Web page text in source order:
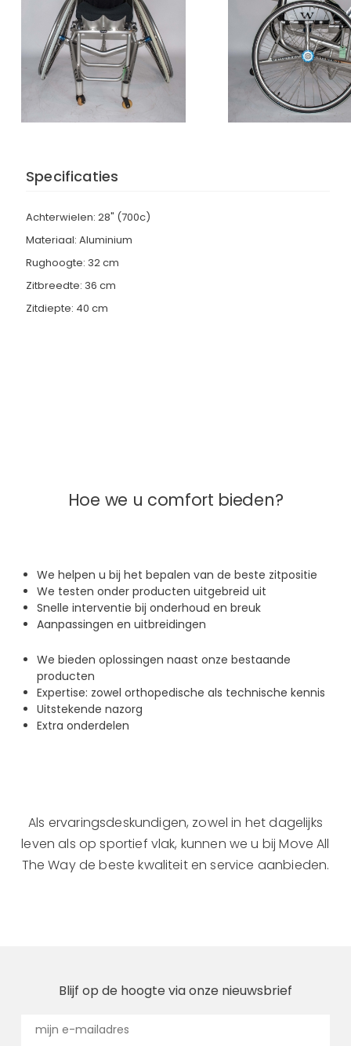
Specificaties
Achterwielen: 28" (700c)
Materiaal: Aluminium
Rughoogte: 32 cm
Zitbreedte: 36 cm
Zitdiepte: 40 cm
Hoe we u comfort bieden?
We helpen u bij het bepalen van de beste zitpositie
We testen onder producten uitgebreid uit
Snelle interventie bij onderhoud en breuk
Aanpassingen en uitbreidingen
We bieden oplossingen naast onze bestaande
producten
Expertise: zowel orthopedische als technische kennis
Uitstekende nazorg
Extra onderdelen
Als ervaringsdeskundigen, zowel in het dagelijks
leven als op sportief vlak, kunnen we u bij Move All
The Way de beste kwaliteit en service aanbieden.
Blijf op de hoogte via onze nieuwsbrief